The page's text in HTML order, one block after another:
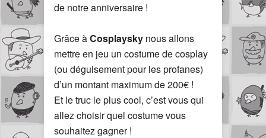
de notre anniversaire !
Grâce àCosplaysky nous allons
mettre en jeu un costume de cosplay
(ou déguisement pour les profanes)
d’un montant maximum de 200€ !
Et le truc le plus cool, c’est vous qui
allez choisir quel costume vous
souhaitez gagner !